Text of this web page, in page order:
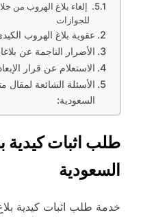
إلغاء بلاغ الهروب من
للجوازات
عقوبة بلاغ الهروب
الأضرار الناجمة عن
الاستعلام عن قرار
الأسئلة الشائعة
السعودية:
طلب اثبات كيدية
السعودية
خدمة طلب اثبات كيدية